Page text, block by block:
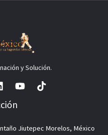
y Solución.
Jiutepec Morelos, México